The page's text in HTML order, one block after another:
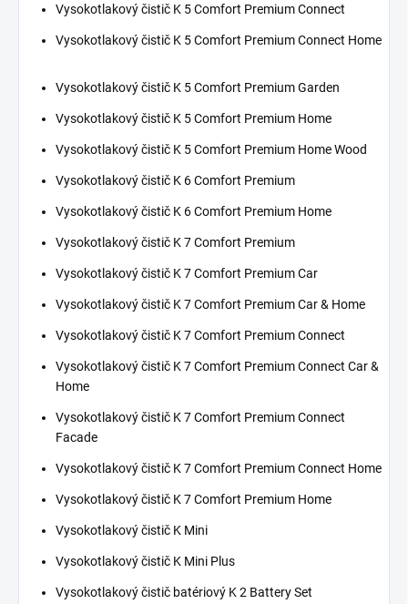
Vysokotlakový čistič K 5 Comfort Premium Connect
Vysokotlakový čistič K 5 Comfort Premium Connect Home
Vysokotlakový čistič K 5 Comfort Premium Garden
Vysokotlakový čistič K 5 Comfort Premium Home
Vysokotlakový čistič K 5 Comfort Premium Home Wood
Vysokotlakový čistič K 6 Comfort Premium
Vysokotlakový čistič K 6 Comfort Premium Home
Vysokotlakový čistič K 7 Comfort Premium
Vysokotlakový čistič K 7 Comfort Premium Car
Vysokotlakový čistič K 7 Comfort Premium Car & Home
Vysokotlakový čistič K 7 Comfort Premium Connect
Vysokotlakový čistič K 7 Comfort Premium Connect Car &
Home
Vysokotlakový čistič K 7 Comfort Premium Connect
Facade
Vysokotlakový čistič K 7 Comfort Premium Connect Home
Vysokotlakový čistič K 7 Comfort Premium Home
Vysokotlakový čistič K Mini
Vysokotlakový čistič K Mini Plus
Vysokotlakový čistič batériový K 2 Battery Set